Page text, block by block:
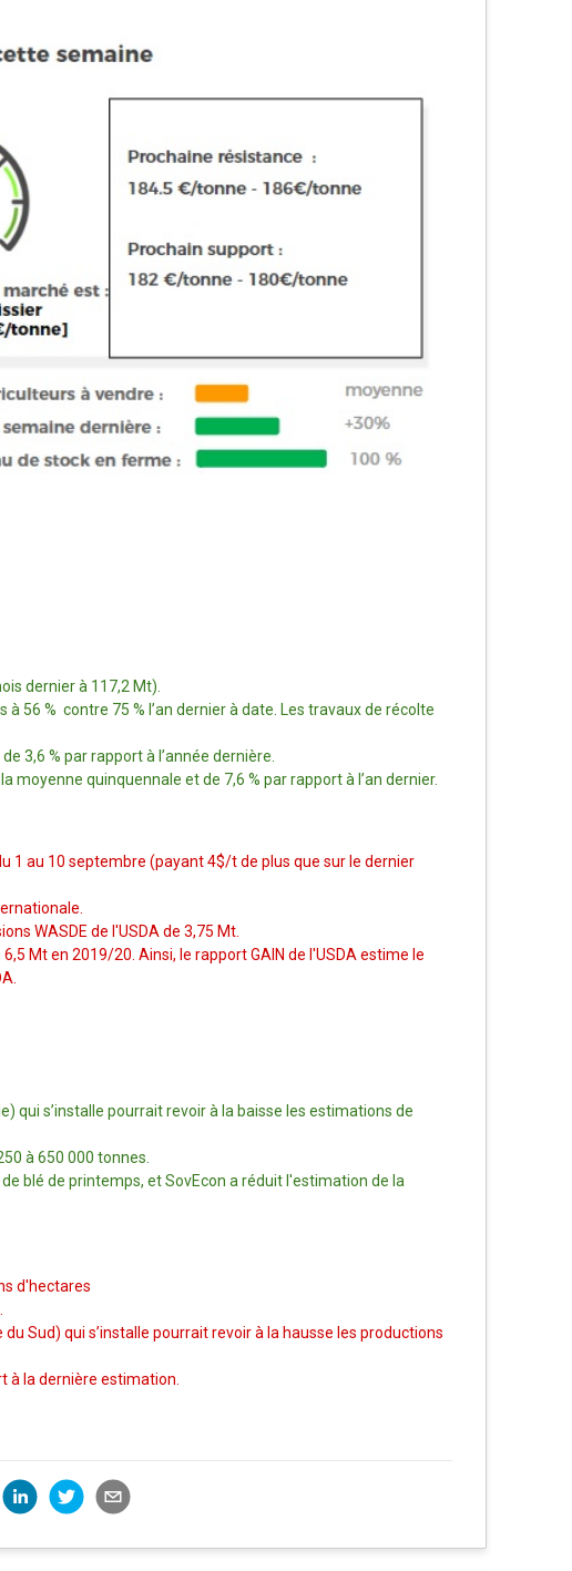
dernier à 117,2 Mt).
56 % contre 75 % l’an dernier à date. Les travaux de récolte
3,6 % par rapport à l’année dernière.
quinquennale et de 7,6 % par rapport à l’an dernier.
1 au 10 septembre (payant 4$/t de plus que sur le dernier
WASDE de l'USDA de 3,75 Mt.
Mt en 2019/20. Ainsi, le rapport GAIN de l'USDA estime le
qui s’installe pourrait revoir à la baisse les estimations de
à 650 000 tonnes.
blé de printemps, et SovEcon a réduit l'estimation de la
d'hectares
Sud) qui s’installe pourrait revoir à la hausse les productions
à la dernière estimation.